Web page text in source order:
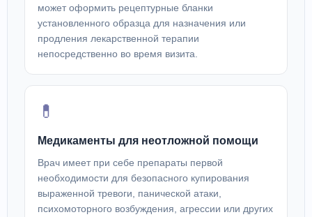
может оформить рецептурные бланки
установленного образца для назначения или
продления лекарственной терапии
непосредственно во время визита.
💊
Медикаменты для неотложной помощи
Врач имеет при себе препараты первой
необходимости для безопасного купирования
выраженной тревоги, панической атаки,
психомоторного возбуждения, агрессии или других